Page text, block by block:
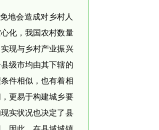
地会造成对乡村人
化，我国农村数量
现与乡村产业振兴
级市均由其下辖的
件相似，也有着相
更易于构建城乡要
实状况也决定了县
因此，在县域城镇